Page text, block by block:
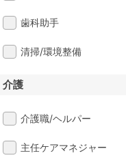
歯科助手
清掃/環境整備
介護
介護職/ヘルパー
主任ケアマネジャー